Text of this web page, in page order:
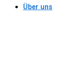
Über uns